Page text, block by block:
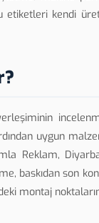
kendi
uygun
Reklam,
baskıdan son
montaj